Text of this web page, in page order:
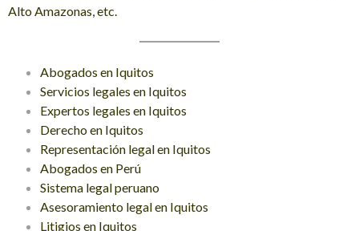
Alto Amazonas, etc.
Abogados en Iquitos
Servicios legales en Iquitos
Expertos legales en Iquitos
Derecho en Iquitos
Representación legal en Iquitos
Abogados en Perú
Sistema legal peruano
Asesoramiento legal en Iquitos
Litigios en Iquitos